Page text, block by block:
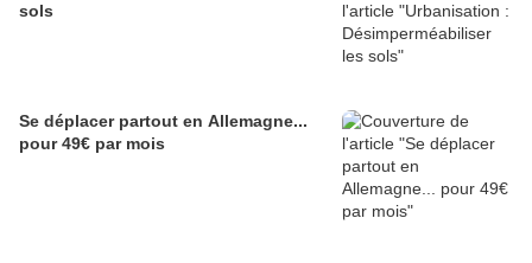
sols
Se déplacer partout en Allemagne...
pour 49€ par mois